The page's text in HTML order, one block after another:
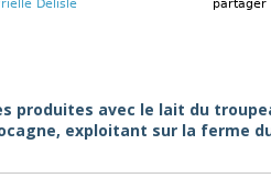
partager
Delisle
produites avec le lait du
exploitant sur la ferme